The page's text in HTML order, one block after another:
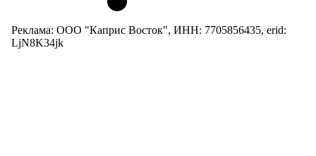
Реклама: ООО "Каприс Восток", ИНН: 7705856435, erid:
LjN8K34jk